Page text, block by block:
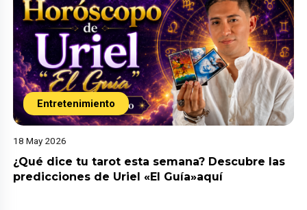
Entretenimiento
18 May 2026
¿Qué dice tu tarot esta semana? Descubre las
predicciones de Uriel «El Guía»aquí